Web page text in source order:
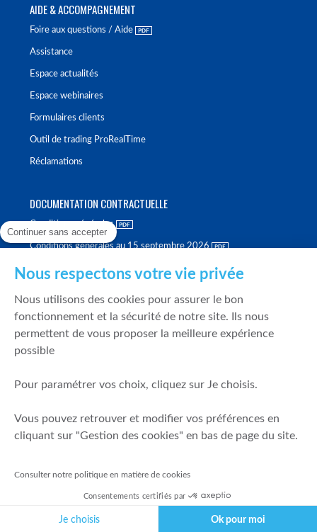
AIDE & ACCOMPAGNEMENT
Foire aux questions / Aide
Assistance
Espace actualités
Espace webinaires
Formulaires clients
Outil de trading ProRealTime
Réclamations
DOCUMENTATION CONTRACTUELLE
Conditions générales
Conditions générales au 15 septembre 2026
Politique de meilleure sélection
Politique de durabilité
Fonds de garantie des dépôts et de résolution
Mentions légales
Prévention de la fraude
Politique de gestion des conflits d'intérêts
Continuer sans accepter
Nous respectons votre vie privée
Nous utilisons des cookies pour assurer le bon
fonctionnement et la sécurité de notre site. Ils nous
permettent de vous proposer la meilleure expérience
possible
Pour paramétrer vos choix, cliquez sur Je choisis.
Vous pouvez retrouver et modifier vos préférences en
cliquant sur "Gestion des cookies" en bas de page du site.
Consulter notre politique en matière de cookies
Consentements certifiés par
Je choisis Ok pour moi